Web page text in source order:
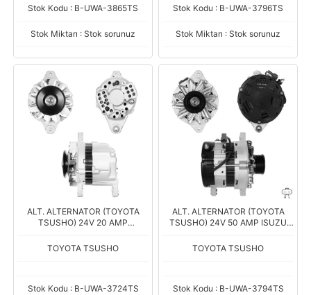
Stok Kodu : B-UWA-3865TS
Stok Miktarı : Stok sorunuz
Stok Kodu : B-UWA-3796TS
Stok Miktarı : Stok sorunuz
ALT. ALTERNATOR (TOYOTA
TSUSHO) 24V 20 AMP
TOYOTA TSUSHO
Stok Kodu : B-UWA-3724TS
ALT. ALTERNATOR (TOYOTA
TSUSHO) 24V 50 AMP ISUZU
TOYOTA TSUSHO
Stok Kodu : B-UWA-3794TS